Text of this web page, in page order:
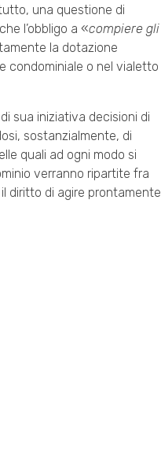
una questione di
l’obbligo a «compiere gli
la dotazione
condominiale o nel vialetto
sua iniziativa decisioni di
sostanzialmente, di
quali ad ogni modo si
verranno ripartite fra
il diritto di agire prontamente